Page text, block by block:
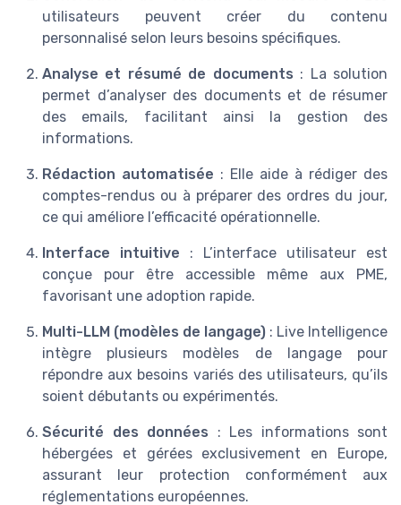
utilisateurs peuvent créer du contenu
personnalisé selon leurs besoins spécifiques.
Analyse et résumé de documents : La solution
permet d’analyser des documents et de résumer
des emails, facilitant ainsi la gestion des
informations.
Rédaction automatisée : Elle aide à rédiger des
comptes-rendus ou à préparer des ordres du jour,
ce qui améliore l’efficacité opérationnelle.
Interface intuitive : L’interface utilisateur est
conçue pour être accessible même aux PME,
favorisant une adoption rapide.
Multi-LLM (modèles de langage) : Live Intelligence
intègre plusieurs modèles de langage pour
répondre aux besoins variés des utilisateurs, qu’ils
soient débutants ou expérimentés.
Sécurité des données : Les informations sont
hébergées et gérées exclusivement en Europe,
assurant leur protection conformément aux
réglementations européennes.